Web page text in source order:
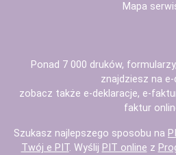
Mapa
Ponad 7 000 druków,
znajdziesz na e-
zobacz także e-deklaracje, e-
faktur
Szukasz najlepszego sposobu na
Twój e PIT. Wyślij PIT online z